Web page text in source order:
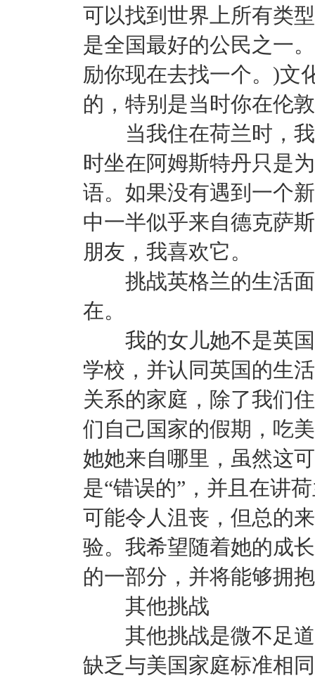
可以找到世界上所有类
是全国最好的公民之一
励你现在去找一个。)文
的，特别是当时你在伦
当我住在荷兰时，我
时坐在阿姆斯特丹只是
语。如果没有遇到一个
中一半似乎来自德克萨
朋友，我喜欢它。
挑战英格兰的生活面
在。
我的女儿她不是英国
学校，并认同英国的生
关系的家庭，除了我们
们自己国家的假期，吃
她她来自哪里，虽然这
是“错误的”，并且在讲
可能令人沮丧，但总的
验。我希望随着她的成
的一部分，并将能够拥
其他挑战
其他挑战是微不足道
缺乏与美国家庭标准相